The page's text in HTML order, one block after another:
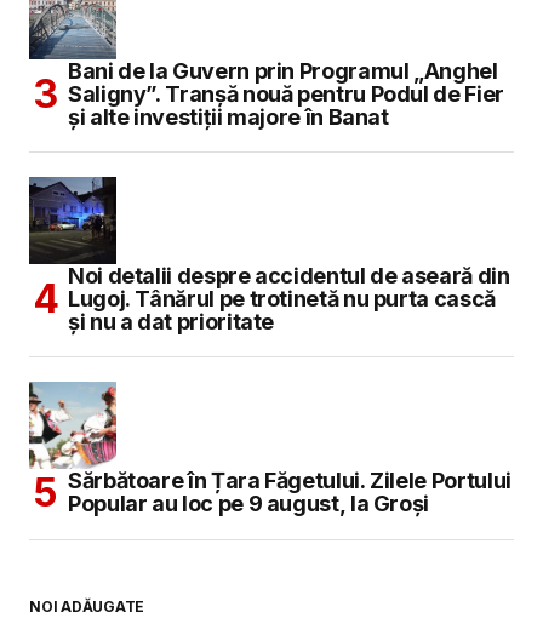
Bani de la Guvern prin Programul „Anghel
Saligny”. Tranșă nouă pentru Podul de Fier
și alte investiții majore în Banat
Noi detalii despre accidentul de aseară din
Lugoj. Tânărul pe trotinetă nu purta cască
și nu a dat prioritate
Sărbătoare în Țara Făgetului. Zilele Portului
Popular au loc pe 9 august, la Groși
NOI ADĂUGATE